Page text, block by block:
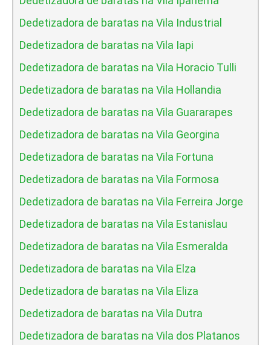
Dedetizadora de baratas na Vila Industrial
Dedetizadora de baratas na Vila Iapi
Dedetizadora de baratas na Vila Horacio Tulli
Dedetizadora de baratas na Vila Hollandia
Dedetizadora de baratas na Vila Guararapes
Dedetizadora de baratas na Vila Georgina
Dedetizadora de baratas na Vila Fortuna
Dedetizadora de baratas na Vila Formosa
Dedetizadora de baratas na Vila Ferreira Jorge
Dedetizadora de baratas na Vila Estanislau
Dedetizadora de baratas na Vila Esmeralda
Dedetizadora de baratas na Vila Elza
Dedetizadora de baratas na Vila Eliza
Dedetizadora de baratas na Vila Dutra
Dedetizadora de baratas na Vila dos Platanos